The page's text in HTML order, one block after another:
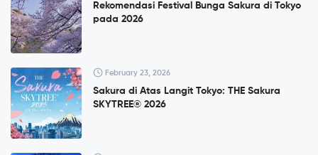
Rekomendasi Festival Bunga Sakura di Tokyo
pada 2026
February 23, 2026
Sakura di Atas Langit Tokyo: THE Sakura
SKYTREE® 2026